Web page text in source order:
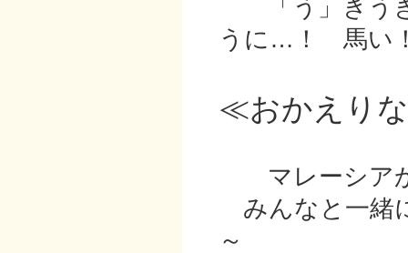
「う」きうき
うに…！ 馬い
≪おかえり
マレーシアか
みんなと一緒
～